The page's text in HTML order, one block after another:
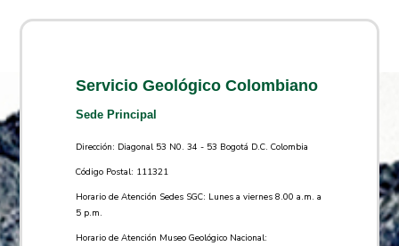
Servicio Geológico Colombiano
Sede Principal
Dirección: Diagonal 53 N0. 34 - 53 Bogotá D.C. Colombia
Código Postal: 111321
Horario de Atención Sedes SGC: Lunes a viernes 8.00 a.m. a
5 p.m.
Horario de Atención Museo Geológico Nacional: